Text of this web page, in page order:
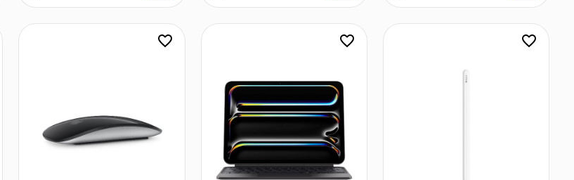
favorite_border
favorite_border
favorite_border